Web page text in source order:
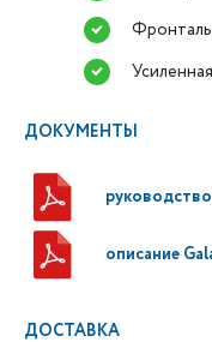
ДОКУМЕНТЫ
описание
ДОСТАВКА